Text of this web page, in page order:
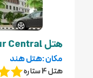
هتل Jaipur Central
مکان :هتل هند
هتل 4 ستاره